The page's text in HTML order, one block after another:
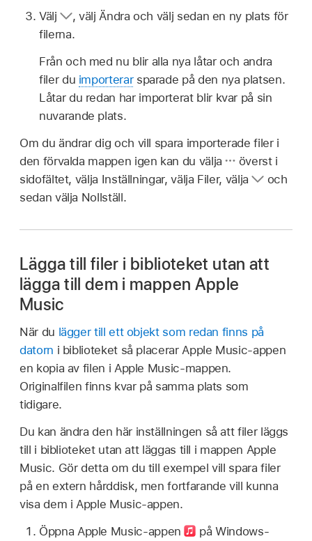
Välj
,välj Ändra och välj sedan en ny plats för
filerna.
Från och med nu blir alla nya låtar och andra
filer du importerarsparade på den nya platsen.
Låtar du redan har importerat blir kvar på sin
nuvarande plats.
Om du ändrar dig och vill spara importerade filer i
den förvalda mappen igen kan du välja
överst i
sidofältet, välja Inställningar, välja Filer, välja
och
sedan välja Nollställ.
Lägga till filer i biblioteket utan att
lägga till dem i mappen Apple
Music
När du lägger till ett objekt som redan finns på
datorn i biblioteket så placerar Apple Music-appen
en kopia av filen i Apple Music-mappen.
Originalfilen finns kvar på samma plats som
tidigare.
Du kan ändra den här inställningen så att filer läggs
till i biblioteket utan att läggas till i mappen Apple
Music. Gör detta om du till exempel vill spara filer
på en extern hårddisk, men fortfarande vill kunna
visa dem i Apple Music-appen.
Öppna Apple Music-appen
på Windows-